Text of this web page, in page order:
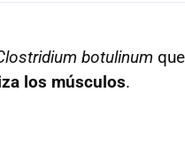
botulinum que
los músculos.